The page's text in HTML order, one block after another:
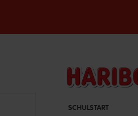
SCHULSTART